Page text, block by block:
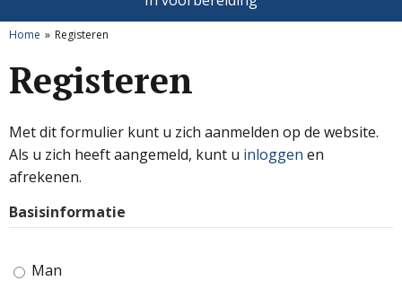
Home Registeren
Registeren
Met dit formulier kunt u zich aanmelden op de website.
Als u zich heeft aangemeld, kunt u inloggen en
afrekenen.
Basisinformatie
Man